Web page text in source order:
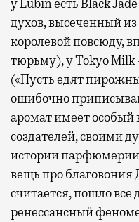
у Lubin есть Black
духов, высеченный
королевой повсюду,
тюрьму), у Tokyo Milk
(«Пусть едят
ошибочно
аромат имеет особый
создателей, своими
истории
вещь про благовония
считается, пошло все
ренессансный